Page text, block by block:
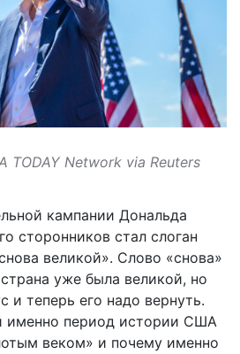
TODAY Network via Reuters
кампании Дональда
сторонников стал слоган
великой». Слово «снова»
уже была великой, но
и теперь его надо вернуть.
именно период истории США
веком» и почему именно